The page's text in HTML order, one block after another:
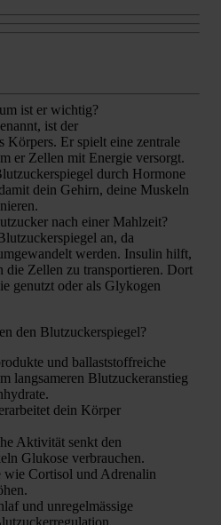
ist er wichtig?
ist der
Körpers. Er spielt eine zentrale
er Zellen mit Energie versorgt.
durch Hormone
dein Gehirn, deine Muskeln
nach einer Mahlzeit?
an, da
werden. Insulin hilft,
die Zellen zu transportieren. Dort
genutzt oder als Glykogen
den Blutzuckerspiegel?
und ballaststoffreiche
langsameren Blutzuckeranstieg
dein Körper
Aktivität senkt den
Glukose verbrauchen.
Cortisol und Adrenalin
und unregelmässige